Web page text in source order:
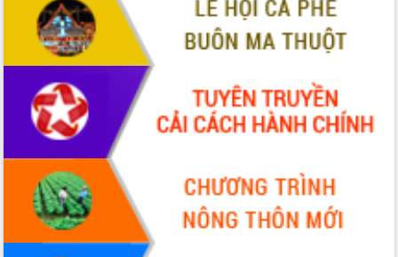
Tăng cường giám sát, đôn đốc thực
hiện nhiệm vụ quản lý tài sản công
hàng tuần
Tháo gỡ những vướng mắc, đẩy mạnh
công tác cải cách thủ tục hành chính
tại Trung tâm Phục vụ hành chính
công tỉnh
Đắk Lắk: Tôn vinh 46 giải pháp tại Hội
thi Sáng tạo Kỹ thuật 2024 - 2025
Đắk Lắk rà soát, điều chỉnh Đề án 190
về phát triển nuôi trồng thủy sản
Phó Chủ tịch UBND tỉnh Đắk Lắk
Trương Công Thái kiểm tra thực địa